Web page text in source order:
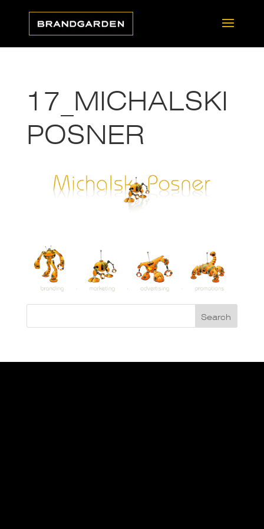
17_MICHALSKI
POSNER